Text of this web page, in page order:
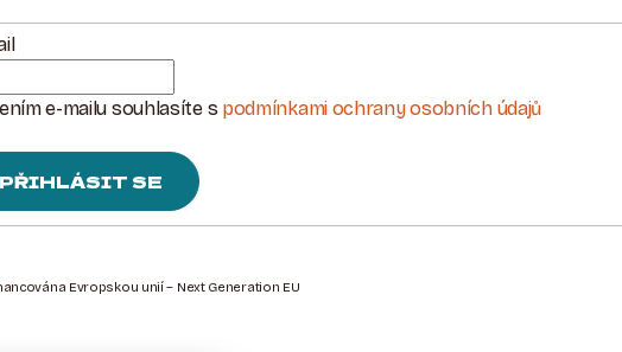
e-mailu souhlasíte s podmínkami ochrany osobních údajů
PŘIHLÁSIT SE
Evropskou unií – Next Generation EU